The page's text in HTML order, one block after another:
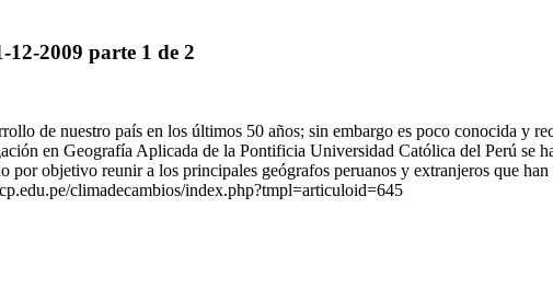
2009 parte 1 de 2
de nuestro país en los últimos 50 años; sin embargo es poco conocida y
en Geografía Aplicada de la Pontificia Universidad Católica del Perú se
objetivo reunir a los principales geógrafos peruanos y extranjeros que
climadecambios/index.php?tmpl=articuloid=645